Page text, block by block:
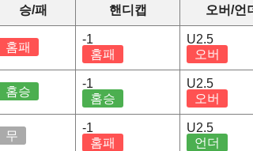
승/패 핸디캡 오버/언
홈패
-1
홈패
U2.5
오버
홈승
-1
홈승
U2.5
오버
무
-1
홈패
U2.5
언더